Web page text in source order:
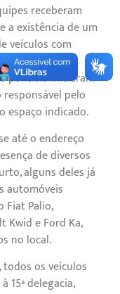
receberam
a existência de um
veículos com
e
policiais iniciaram
pelo
espaço indicado.
até o endereço
de diversos
alguns deles já
automóveis
Fiat Palio,
Kwid e Ford Ka,
no local.
os veículos
15ª delegacia,